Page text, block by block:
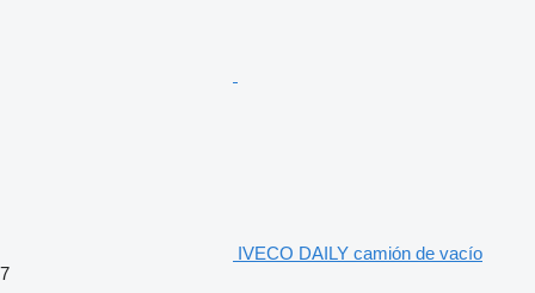
IVECO DAILY camión de vacío
7